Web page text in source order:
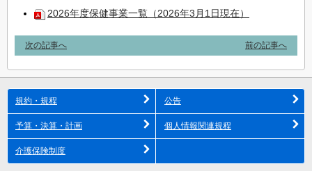
2026年度保健事業一覧（2026年3月1日現在）
次の記事へ 前の記事へ
規約・規程 公告
予算・決算・計画 個人情報関連規程
介護保険制度